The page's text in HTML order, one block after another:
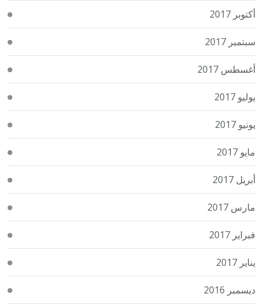
أكتوبر 2017
سبتمبر 2017
أغسطس 2017
يوليو 2017
يونيو 2017
مايو 2017
أبريل 2017
مارس 2017
فبراير 2017
يناير 2017
ديسمبر 2016